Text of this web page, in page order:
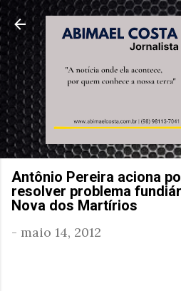
Pular para o
Antônio Pereira aciona
resolver problema
Nova dos Martírios
- maio 14, 2012